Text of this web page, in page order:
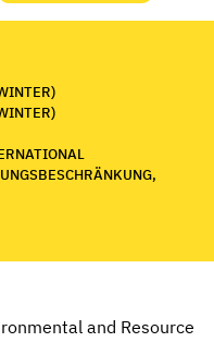
and Resource